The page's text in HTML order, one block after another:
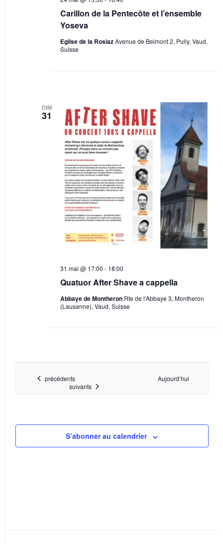
Carillon de la Pentecôte et l’ensemble
Yoseva
Eglise de la RosiazAvenue de Belmont 2, Pully, Vaud,
Suisse
DIM
31
Quatuor After Shave a cappella
31 mai @ 17:00 - 18:00
Abbaye de Montheron Rte de l’Abbaye 3, Montheron
(Lausanne), Vaud, Suisse
Évènements
précédents
Aujourd’hui
Évènements
suivants
S’abonner au calendrier